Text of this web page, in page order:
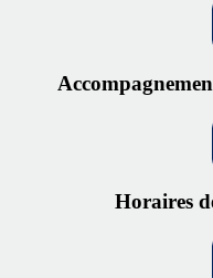
Horaires